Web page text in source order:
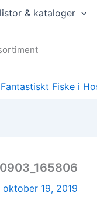
& kataloger
Fantastiskt Fiske i
oktober 19, 2019